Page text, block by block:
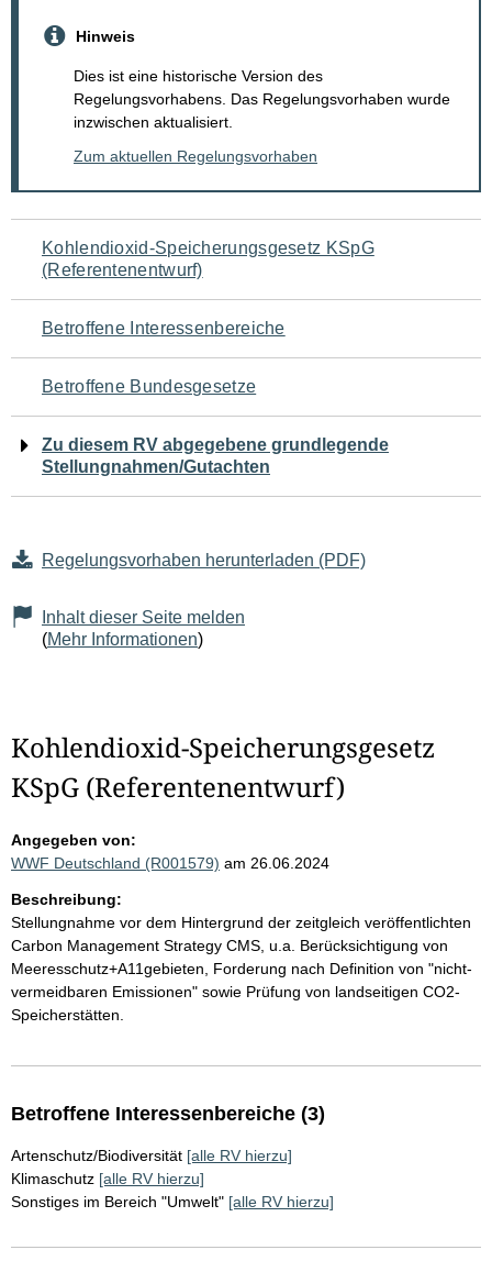
Hinweis
Dies ist eine historische Version des
Regelungsvorhabens. Das Regelungsvorhaben wurde
inzwischen aktualisiert.
Zum aktuellen Regelungsvorhaben
Navigation
für
den
Seiteninhalt
Kohlendioxid-Speicherungsgesetz KSpG
(Referentenentwurf)
Betroffene Interessenbereiche
Betroffene Bundesgesetze
Zu diesem RV abgegebene grundlegende
Stellungnahmen/Gutachten
Regelungsvorhaben herunterladen (PDF)
Inhalt dieser Seite melden
(Mehr Informationen)
Kohlendioxid-Speicherungsgesetz
KSpG (Referentenentwurf)
Angegeben von:
WWF Deutschland (R001579) am 26.06.2024
Beschreibung:
Stellungnahme vor dem Hintergrund der zeitgleich veröffentlichten
Carbon Management Strategy CMS, u.a. Berücksichtigung von
Meeresschutz+A11gebieten, Forderung nach Definition von "nicht-
vermeidbaren Emissionen" sowie Prüfung von landseitigen CO2-
Speicherstätten.
Betroffene Interessenbereiche (3)
Artenschutz/Biodiversität [alle RV hierzu]
Klimaschutz [alle RV hierzu]
Sonstiges im Bereich "Umwelt" [alle RV hierzu]